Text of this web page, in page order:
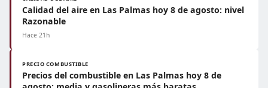
Calidad del aire en Las Palmas hoy 8 de agosto: nivel
Razonable
Hace 21h
PRECIO COMBUSTIBLE
Precios del combustible en Las Palmas hoy 8 de